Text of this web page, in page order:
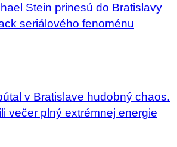
Stein prinesú do Bratislavy
seriálového fenoménu
v Bratislave hudobný chaos.
večer plný extrémnej energie